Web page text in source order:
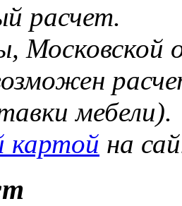
расчет.
Московской
мебели).
картой на